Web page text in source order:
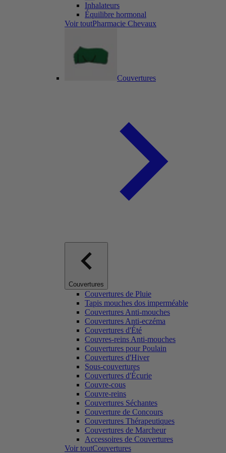
Inhalateurs
Équilibre hormonal
Voir toutPharmacie Chevaux
Couvertures
Couvertures
Couvertures de Pluie
Tapis mouches dos imperméable
Couvertures Anti-mouches
Couvertures Anti-eczéma
Couvertures d'Été
Couvres-reins Anti-mouches
Couvertures pour Poulain
Couvertures d'Hiver
Sous-couvertures
Couvertures d'Écurie
Couvre-cous
Couvre-reins
Couvertures Séchantes
Couverture de Concours
Couvertures Thérapeutiques
Couvertures de Marcheur
Accessoires de Couvertures
Voir toutCouvertures